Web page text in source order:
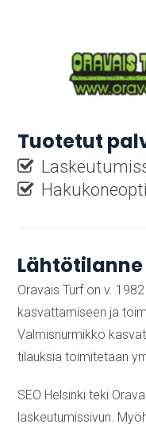
Tuotetut
Lähtötilanne
Oravais Turf on v.
kasvattamiseen ja
Valmisnurmikko
tilauksia toimitetaan
SEO Helsinki teki
laskeutumissivun.